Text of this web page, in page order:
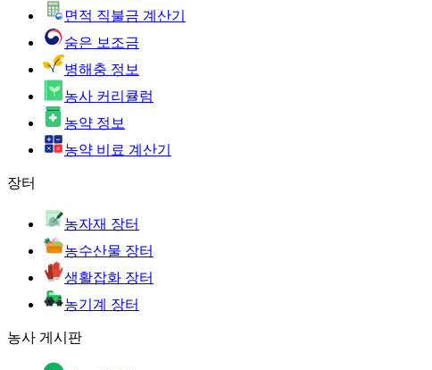
면적 직불금 계산기
숨은 보조금
병해충 정보
농사 커리큘럼
농약 정보
농약 비료 계산기
장터
농자재 장터
농수산물 장터
생활잡화 장터
농기계 장터
농사 게시판